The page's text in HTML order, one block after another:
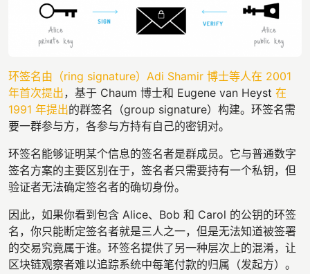
环签名由（ring signature）Adi Shamir 博士等人在 2001
年首次提出，基于 Chaum 博士和 Eugene van Heyst 在
1991 年提出的群签名（group signature）构建。环签名需
要一群参与方，各参与方持有自己的密钥对。
环签名能够证明某个信息的签名者是群成员。它与普通数字
签名方案的主要区别在于，签名者只需要持有一个私钥，但
验证者无法确定签名者的确切身份。
因此，如果你看到包含 Alice、Bob 和 Carol 的公钥的环签
名，你只能断定签名者就是三人之一，但是无法知道被签署
的交易究竟属于谁。环签名提供了另一种层次上的混淆，让
区块链观察者难以追踪系统中每笔付款的归属（发起方）。